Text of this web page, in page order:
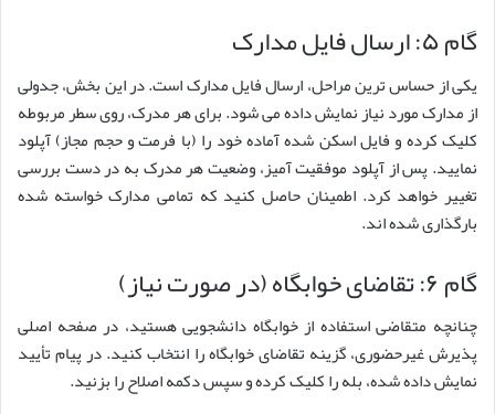
گام ۵: ارسال فایل مدارک
یکی از حساس ترین مراحل، ارسال فایل مدارک است. در این بخش، جدولی
از مدارک مورد نیاز نمایش داده می شود. برای هر مدرک، روی سطر مربوطه
کلیک کرده و فایل اسکن شده آماده خود را (با فرمت و حجم مجاز) آپلود
نمایید. پس از آپلود موفقیت آمیز، وضعیت هر مدرک به در دست بررسی
تغییر خواهد کرد. اطمینان حاصل کنید که تمامی مدارک خواسته شده
بارگذاری شده اند.
گام ۶: تقاضای خوابگاه (در صورت نیاز)
چنانچه متقاضی استفاده از خوابگاه دانشجویی هستید، در صفحه اصلی
پذیرش غیرحضوری، گزینه تقاضای خوابگاه را انتخاب کنید. در پیام تأیید
نمایش داده شده، بله را کلیک کرده و سپس دکمه اصلاح را بزنید.